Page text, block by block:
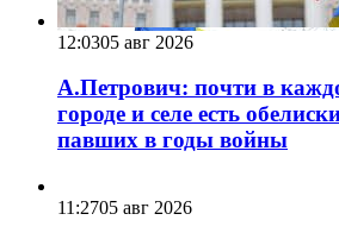
12:0305 авг 2026
А.Петрович: почти в
городе и селе есть
павших в годы войны
11:2705 авг 2026